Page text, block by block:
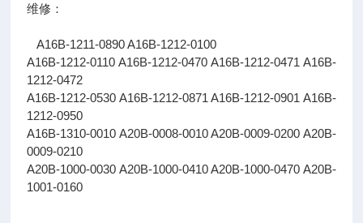
维修：
A16B-1211-0890 A16B-1212-0100
A16B-1212-0110 A16B-1212-0470 A16B-1212-0471 A16B-
1212-0472
A16B-1212-0530 A16B-1212-0871 A16B-1212-0901 A16B-
1212-0950
A16B-1310-0010 A20B-0008-0010 A20B-0009-0200 A20B-
0009-0210
A20B-1000-0030 A20B-1000-0410 A20B-1000-0470 A20B-
1001-0160